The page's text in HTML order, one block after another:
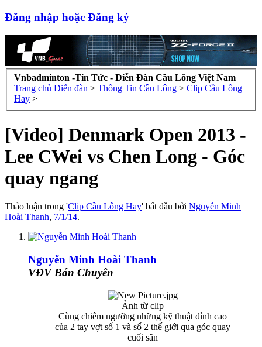
Đăng nhập hoặc Đăng ký
Vnbadminton -Tin Tức - Diễn Đàn Cầu Lông Việt Nam
Trang chủ Diễn đàn > Thông Tin Cầu Lông > Clip Cầu Lông
Hay >
[Video] Denmark Open 2013 -
Lee CWei vs Chen Long - Góc
quay ngang
Thảo luận trong 'Clip Cầu Lông Hay' bắt đầu bởi Nguyễn Minh
Hoài Thanh, 7/1/14.
Nguyễn Minh Hoài Thanh
VĐV Bán Chuyên
Ảnh từ clip
Cùng chiêm ngưỡng những kỹ thuật đỉnh cao
của 2 tay vợt số 1 và số 2 thế giới qua góc quay
cuối sân